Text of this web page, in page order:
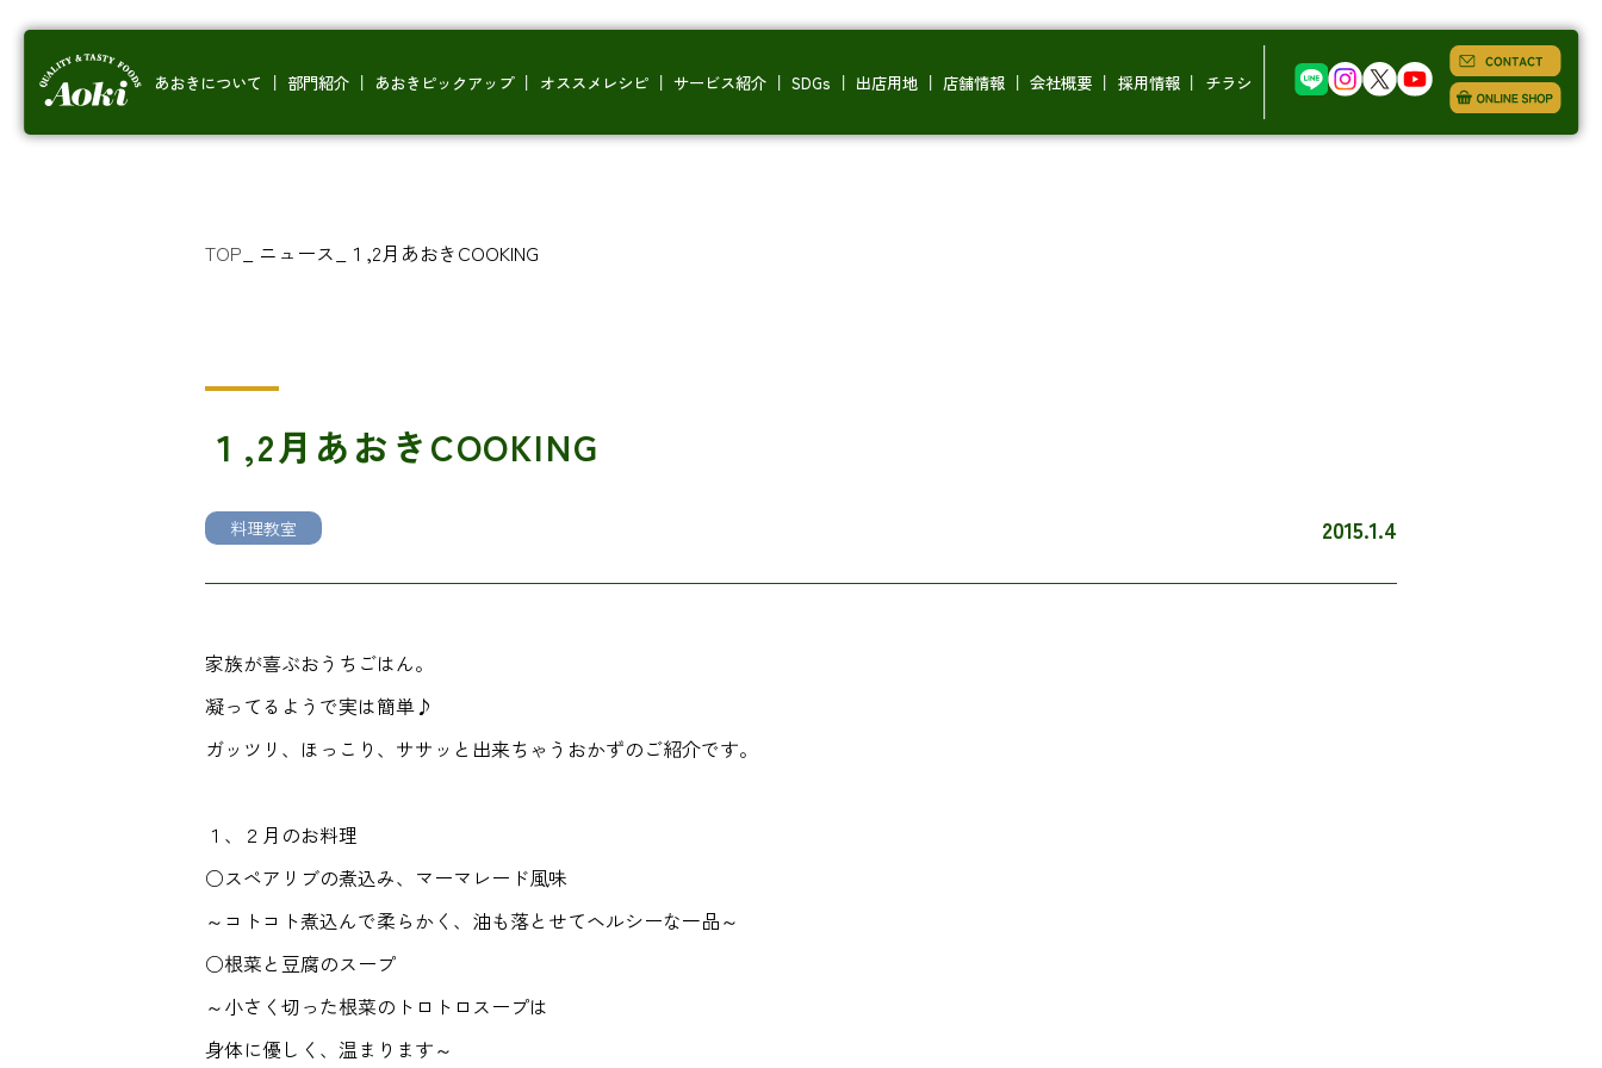
あおきについて 部門紹介 あおきピックアップ オススメレシピ サービス紹介 SDGs 出店用地 店舗情報 会社概要 採用情報 チラシ
TOP ニュース １,2月あおきCOOKING
１,2月あおきCOOKING
料理教室 2015.1.4
家族が喜ぶおうちごはん。
凝ってるようで実は簡単♪
ガッツリ、ほっこり、ササッと出来ちゃうおかずのご紹介です。
１、２月のお料理
○スペアリブの煮込み、マーマレード風味
～コトコト煮込んで柔らかく、油も落とせてヘルシーな一品～
○根菜と豆腐のスープ
～小さく切った根菜のトロトロスープは
身体に優しく、温まります～